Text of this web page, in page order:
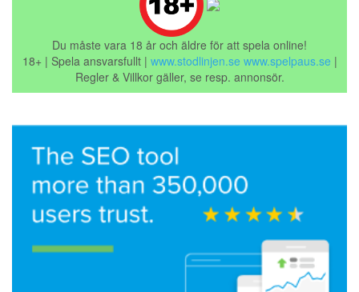
Du måste vara 18 år och äldre för att spela online!
18+ | Spela ansvarsfullt | www.stodlinjen.se www.spelpaus.se |
Regler & Villkor gäller, se resp. annonsör.